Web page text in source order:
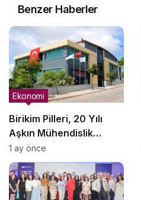
Benzer Haberler
Birikim Pilleri, 20 Yılı
Aşkın Mühendislik
Birikimiyle Türkiye’nin
Batarya Teknolojisinde
Yerli Üretimi
Güçlendiriyor
Ekonomi
1 ay önce